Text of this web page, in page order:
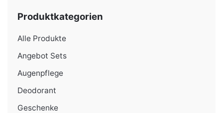
Produktkategorien
Alle Produkte
Angebot Sets
Augenpflege
Deodorant
Geschenke